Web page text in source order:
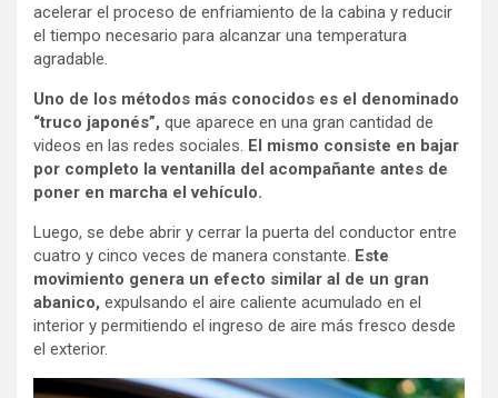
acelerar el proceso de enfriamiento de la cabina y reducir
el tiempo necesario para alcanzar una temperatura
agradable.
Uno de los métodos más conocidos es el denominado
“truco japonés”, que aparece en una gran cantidad de
videos en las redes sociales. El mismo consiste en bajar
por completo la ventanilla del acompañante antes de
poner en marcha el vehículo.
Luego, se debe abrir y cerrar la puerta del conductor entre
cuatro y cinco veces de manera constante. Este
movimiento genera un efecto similar al de un gran
abanico, expulsando el aire caliente acumulado en el
interior y permitiendo el ingreso de aire más fresco desde
el exterior.